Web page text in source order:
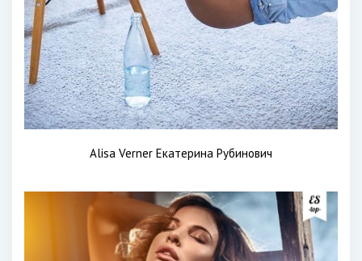
Alisa Verner Екатерина Рубинович